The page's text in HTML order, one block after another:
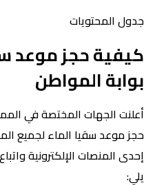
جدول المحتويات
بوابة المواطن
أعلنت الجهات المختصة في
حجز موعد سقيا الماء لجميع
إحدى المنصات الإلكترونية
يلي: